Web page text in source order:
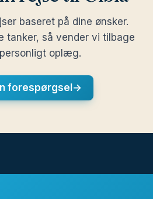
baseret på dine ønsker.
tanker, så vender vi tilbage
oplæg.
forespørgsel →